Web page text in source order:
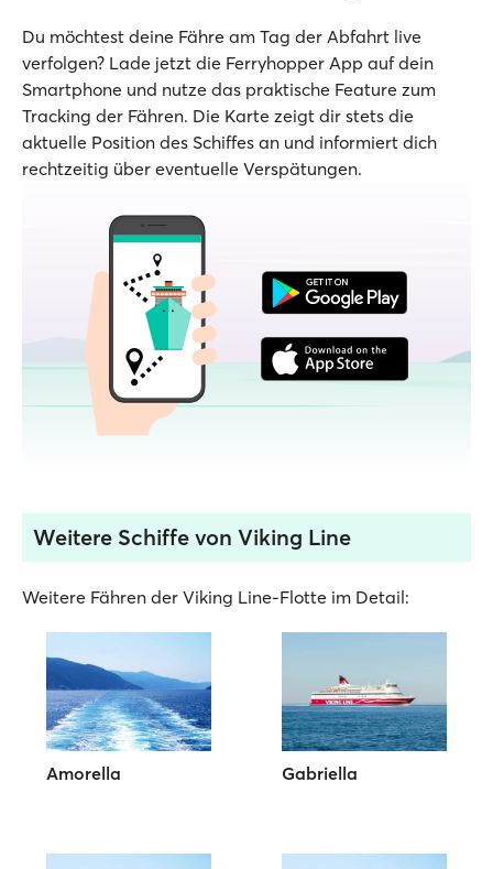
Du möchtest deine Fähre am Tag der Abfahrt live
verfolgen? Lade jetzt die Ferryhopper App auf dein
Smartphone und nutze das praktische Feature zum
Tracking der Fähren. Die Karte zeigt dir stets die
aktuelle Position des Schiffes an und informiert dich
rechtzeitig über eventuelle Verspätungen.
Weitere Schiffe von Viking Line
Weitere Fähren der Viking Line-Flotte im Detail:
Amorella Gabriella